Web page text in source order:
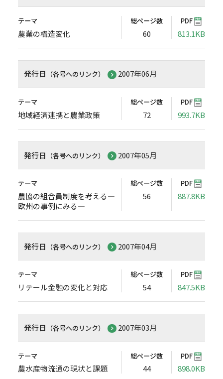
テーマ
農業の構造変化
総ページ数
60
PDF
813.1KB
発行日 （各号へのリンク） 2007年06月
テーマ
地域経済連携と農業政策
総ページ数
72
PDF
993.7KB
発行日 （各号へのリンク） 2007年05月
テーマ
農協の組合員制度を考える―
欧州の事例にみる―
総ページ数
56
PDF
887.8KB
発行日 （各号へのリンク） 2007年04月
テーマ
リテール金融の変化と対応
総ページ数
54
PDF
847.5KB
発行日 （各号へのリンク） 2007年03月
テーマ
農水産物流通の現状と課題
総ページ数
44
PDF
898.0KB